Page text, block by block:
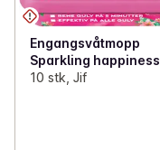
Engangsvåtmopp
Sparkling happiness
10 stk, Jif